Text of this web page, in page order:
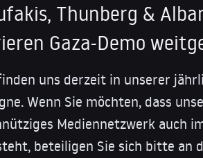
Thunberg &
Gaza-Demo
uns derzeit in unserer
Wenn Sie möchten, dass
Mediennetzwerk auch
beteiligen Sie sich bitte an